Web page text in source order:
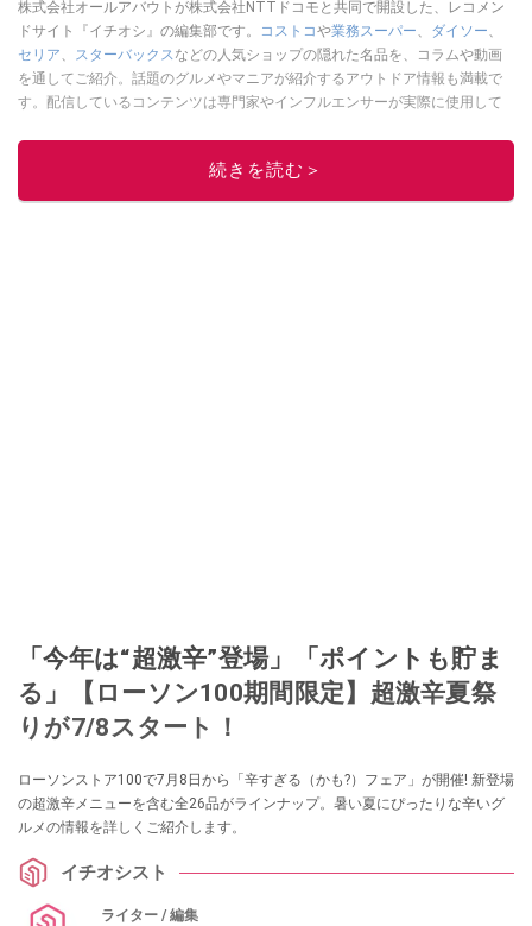
株式会社オールアバウトが株式会社NTTドコモと共同で開設した、レコメン
ドサイト『イチオシ』の編集部です。
コストコや業務スーパー、 ダイソー、
セリア、 スターバックスなどの人気ショップの隠れた名品を、コラムや動画
を通してご紹介。話題のグルメやマニアが紹介するアウトドア情報も満載で
す。配信しているコンテンツは専門家やインフルエンサーが実際に使用して
ニュースでフォロー
続きを読む＞
「今年は“超激辛”登場」「ポイントも貯ま
る」【ローソン100期間限定】超激辛夏祭
りが7/8スタート！
ローソンストア100で7月8日から「辛すぎる（かも?）フェア」が開催! 新登場
の超激辛メニューを含む全26品がラインナップ。暑い夏にぴったりな辛いグ
ルメの情報を詳しくご紹介します。
イチオシスト
ライター / 編集